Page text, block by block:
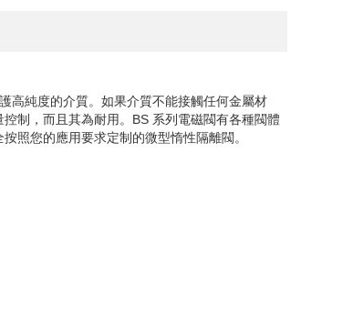
高純度的介質。如果介質不能接觸任何金屬材
制，而且其為耐用。 BS 系列電磁閥有各種閥體
照您的應用要求定制的微型惰性隔離閥。